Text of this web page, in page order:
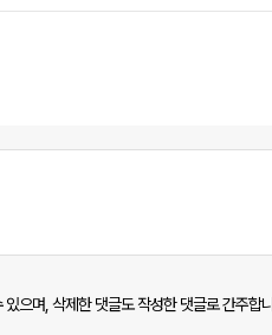
으며, 삭제한 댓글도 작성한 댓글로 간주합